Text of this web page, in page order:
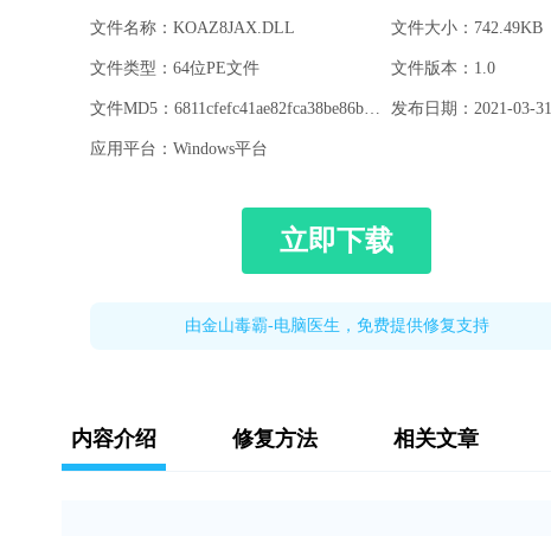
文件名称：KOAZ8JAX.DLL 文件大小：742.49KB
文件类型：64位PE文件 文件版本：1.0
发布日期：2021-03-31
应用平台：Windows平台
立即下载
由金山毒霸-电脑医生，免费提供修复支持
内容介绍 修复方法 相关文章